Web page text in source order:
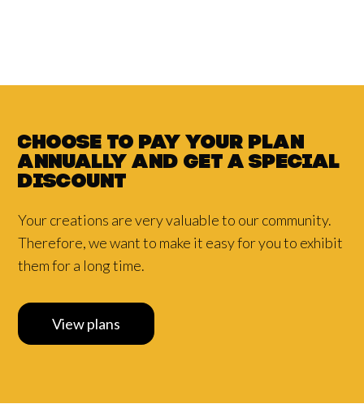
Choose to pay your plan
annually andget aspecial
discount
Your creations are very valuable to our community.
Therefore, we want to make it easy for you to exhibit
them for a long time.
View plans